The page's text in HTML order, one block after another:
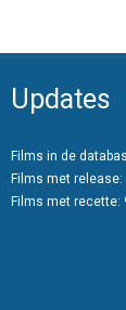
Updates
Films in de
Films met release:
Films met recette: